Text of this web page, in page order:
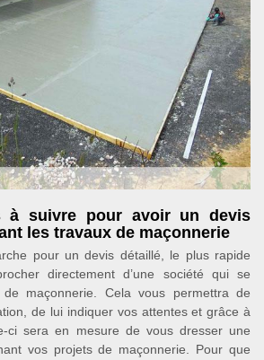
à suivre pour avoir un devis
les travaux de maçonnerie
pour un devis détaillé, le plus rapide
directement d’une société qui se
de maçonnerie. Cela vous permettra de
de lui indiquer vos attentes et grâce à
ci sera en mesure de vous dresser une
vos projets de maçonnerie. Pour que